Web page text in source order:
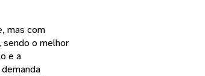
mas com
sendo o melhor
e a